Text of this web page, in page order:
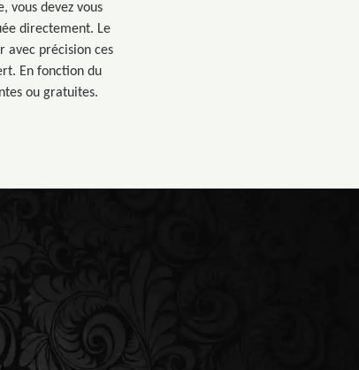
vous devez vous
directement. Le
avec précision ces
En fonction du
ou gratuites.